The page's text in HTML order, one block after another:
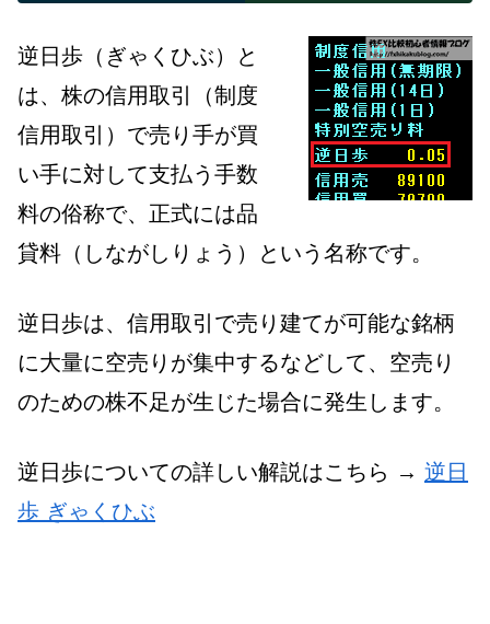
逆日歩（ぎゃくひぶ）と
は、株の信用取引（制度
信用取引）で売り手が買
い手に対して支払う手数
料の俗称で、正式には品
貸料（しながしりょう）という名称です。
逆日歩は、信用取引で売り建てが可能な銘柄
に大量に空売りが集中するなどして、空売り
のための株不足が生じた場合に発生します。
逆日歩についての詳しい解説はこちら → 逆日
歩 ぎゃくひぶ